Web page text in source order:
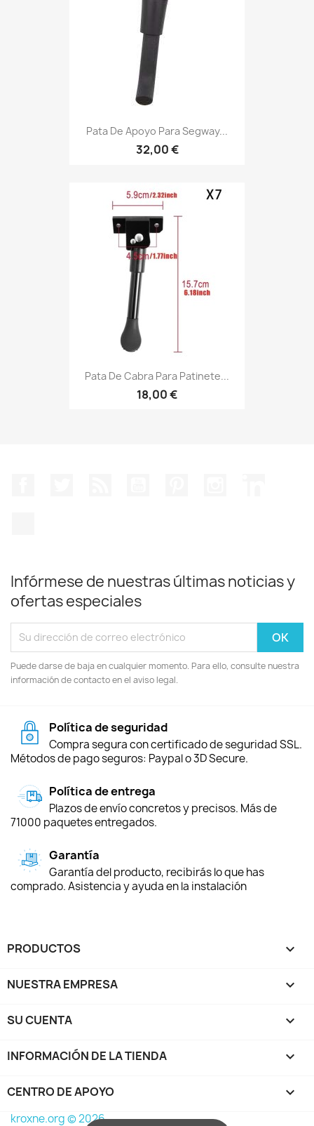
Pata De Apoyo Para Segway...
32,00 €
Pata De Cabra Para Patinete...
18,00 €
Infórmese de nuestras últimas noticias y
ofertas especiales
Puede darse de baja en cualquier momento. Para ello, consulte nuestra
información de contacto en el aviso legal.
Política de seguridad
Compra segura con certificado de seguridad SSL.
Métodos de pago seguros: Paypal o 3D Secure.
Política de entrega
Plazos de envío concretos y precisos. Más de
71000 paquetes entregados.
Garantía
Garantía del producto, recibirás lo que has
comprado. Asistencia y ayuda en la instalación
PRODUCTOS 
NUESTRA EMPRESA 
SU CUENTA 
INFORMACIÓN DE LA TIENDA keyboard_arrow_down
CENTRO DE APOYO 
kroxne.org © 2026